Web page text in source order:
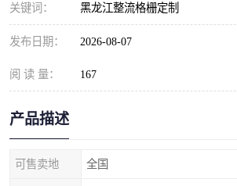
关键词： 黑龙江整流格栅定制
发布日期： 2026-08-07
阅 读 量： 167
产品描述
可售卖地 全国